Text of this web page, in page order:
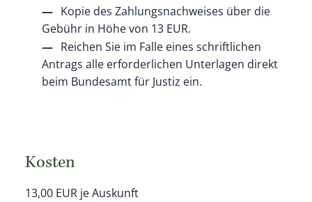
Kopie des Zahlungsnachweises über die
Gebühr in Höhe von 13 EUR.
Reichen Sie im Falle eines schriftlichen
Antrags alle erforderlichen Unterlagen direkt
beim Bundesamt für Justiz ein.
Kosten
13,00 EUR je Auskunft